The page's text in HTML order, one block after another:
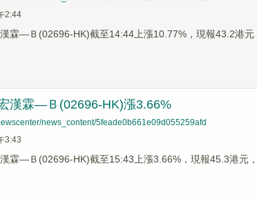
2:44
漢霖—Ｂ(02696-HK)截至14:44上漲10.77%，現報43.2港
漢霖—Ｂ(02696-HK)漲3.66%
news_content/5feade0b661e09d055259afd
3:43
漢霖—Ｂ(02696-HK)截至15:43上漲3.66%，現報45.3港元